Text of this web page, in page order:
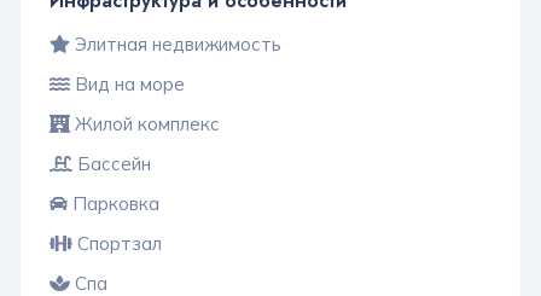
Элитная недвижимость
Вид на море
Жилой комплекс
Бассейн
Парковка
Спортзал
Спа